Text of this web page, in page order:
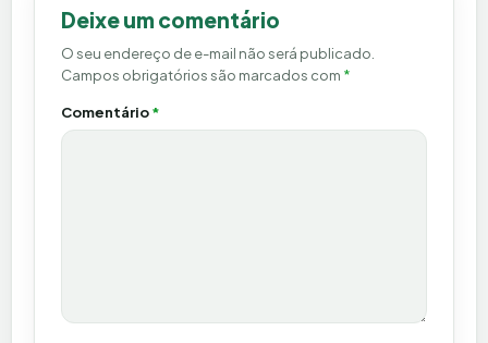
Deixe um comentário
O seu endereço de e-mail não será publicado.
Campos obrigatórios são marcados com *
Comentário*